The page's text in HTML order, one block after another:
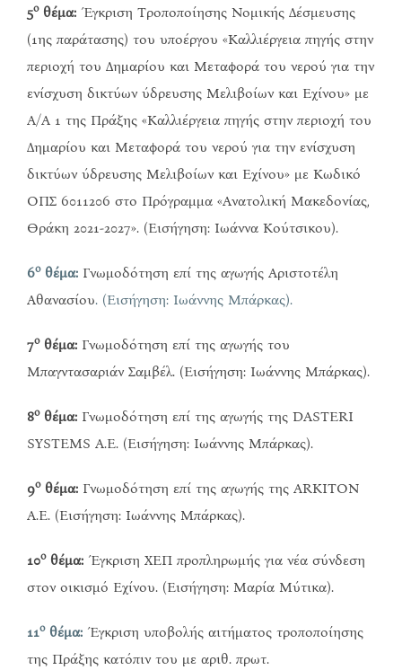
5οθέμα: Έγκριση Τροποποίησης Νομικής Δέσμευσης
(1ης παράτασης) του υποέργου «Καλλιέργεια πηγής στην
περιοχή του Δημαρίου και Μεταφορά του νερού για την
ενίσχυση δικτύων ύδρευσης Μελιβοίων και Εχίνου» με
Α/Α 1 της Πράξης «Καλλιέργεια πηγής στην περιοχή του
Δημαρίου και Μεταφορά του νερού για την ενίσχυση
δικτύων ύδρευσης Μελιβοίων και Εχίνου» με Κωδικό
ΟΠΣ 6011206 στο Πρόγραμμα «Ανατολική Μακεδονίας,
Θράκη 2021-2027». (Εισήγηση: Ιωάννα Κούτσικου).
6οθέμα: Γνωμοδότηση επί της αγωγής Αριστοτέλη
Αθανασίου. (Εισήγηση: Ιωάννης Μπάρκας).
7οθέμα: Γνωμοδότηση επί της αγωγής του
Μπαγντασαριάν Σαμβέλ. (Εισήγηση: Ιωάννης Μπάρκας).
8οθέμα: Γνωμοδότηση επί της αγωγής της DASTERI
SYSTEMS Α.Ε. (Εισήγηση: Ιωάννης Μπάρκας).
9οθέμα: Γνωμοδότηση επί της αγωγής της ARKITON
Α.Ε. (Εισήγηση: Ιωάννης Μπάρκας).
10οθέμα: Έγκριση ΧΕΠ προπληρωμής για νέα σύνδεση
στον οικισμό Εχίνου. (Εισήγηση: Μαρία Μύτικα).
11οθέμα: Έγκριση υποβολής αιτήματος τροποποίησης
της Πράξης κατόπιν του με αριθ. πρωτ.